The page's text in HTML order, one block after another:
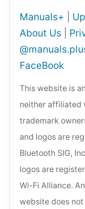
Manuals+
About Us
FaceBook
This website is
neither affiliated
trademark
and logos are
Bluetooth SIG,
logos are
Wi-Fi Alliance.
website does